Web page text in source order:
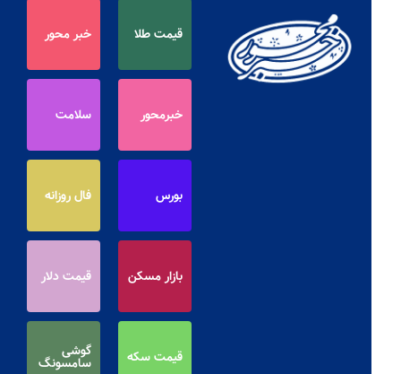
قیمت طلا خبر محور
خبرمحور سلامت
فال روزانه
بازار مسکن قیمت دلار
قیمت سکه سامسونگ